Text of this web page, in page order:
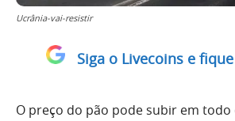
Ucrânia-vai-resistir
Siga o Livecoins e
O preço do pão pode subir em todo